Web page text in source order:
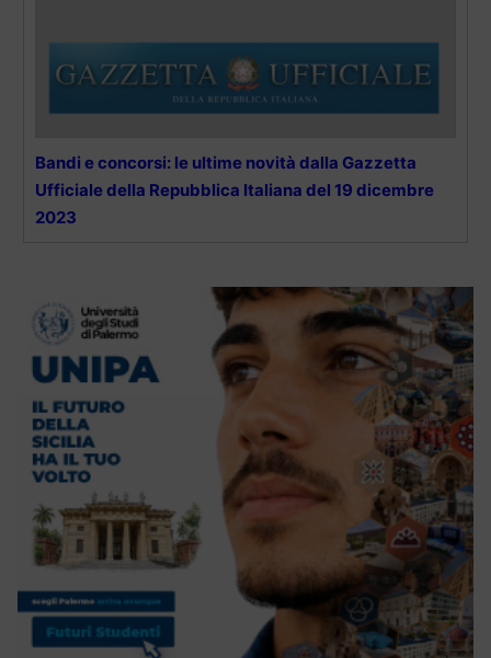
Bandi e concorsi: le ultime novità dalla Gazzetta
Ufficiale della Repubblica Italiana del 19 dicembre
2023